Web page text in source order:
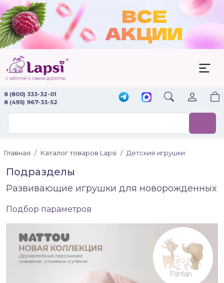
8 (800) 333-32-01
8 (495) 967-33-52
Главная Каталог товаров Lapsi Детские игрушки
Подразделы
Развивающие игрушки для новорожденных
Подбор параметров